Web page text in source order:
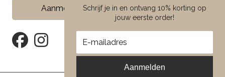
Schrijf je in en ontvang 10% korting op
jouw eerste order!
Aanmelden
Aanmelden